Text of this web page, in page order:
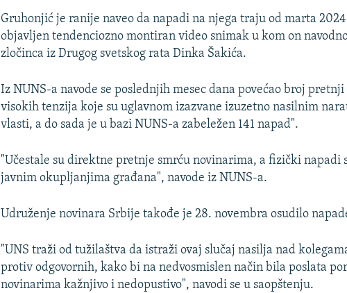
Gruhonjić je ranije naveo da napadi na njega traju od marta
objavljen tendenciozno montiran video snimak u kom on
zločinca iz Drugog svetskog rata Dinka Šakića.
Iz NUNS-a navode se poslednjih mesec dana povećao broj
visokih tenzija koje su uglavnom izazvane izuzetno nasilnim
vlasti, a do sada je u bazi NUNS-a zabeležen 141 napad".
"Učestale su direktne pretnje smrću novinarima, a fizički napadi
javnim okupljanjima građana", navode iz NUNS-a.
Udruženje novinara Srbije takođe je 28. novembra osudilo
"UNS traži od tužilaštva da istraži ovaj slučaj nasilja nad
protiv odgovornih, kako bi na nedvosmislen način bila poslata
novinarima kažnjivo i nedopustivo", navodi se u saopštenju.